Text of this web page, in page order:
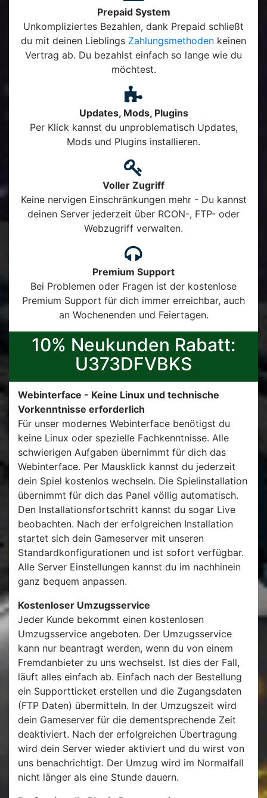
Prepaid System
Unkompliziertes Bezahlen, dank Prepaid schließt
du mit deinen Lieblings Zahlungsmethoden keinen
Vertrag ab. Du bezahlst einfach so lange wie du
möchtest.
Updates, Mods, Plugins
Per Klick kannst du unproblematisch Updates,
Mods und Plugins installieren.
Voller Zugriff
Keine nervigen Einschränkungen mehr - Du kannst
deinen Server jederzeit über RCON-, FTP- oder
Webzugriff verwalten.
Premium Support
Bei Problemen oder Fragen ist der kostenlose
Premium Support für dich immer erreichbar, auch
an Wochenenden und Feiertagen.
10% Neukunden Rabatt:
U373DFVBKS
Webinterface - Keine Linux und technische
Vorkenntnisse erforderlich
Für unser modernes Webinterface benötigst du
keine Linux oder spezielle Fachkenntnisse. Alle
schwierigen Aufgaben übernimmt für dich das
Webinterface. Per Mausklick kannst du jederzeit
dein Spiel kostenlos wechseln. Die Spielinstallation
übernimmt für dich das Panel völlig automatisch.
Den Installationsfortschritt kannst du sogar Live
beobachten. Nach der erfolgreichen Installation
startet sich dein Gameserver mit unseren
Standardkonfigurationen und ist sofort verfügbar.
Alle Server Einstellungen kannst du im nachhinein
ganz bequem anpassen.
Kostenloser Umzugsservice
Jeder Kunde bekommt einen kostenlosen
Umzugsservice angeboten. Der Umzugsservice
kann nur beantragt werden, wenn du von einem
Fremdanbieter zu uns wechselst. Ist dies der Fall,
läuft alles einfach ab. Einfach nach der Bestellung
ein Supportticket erstellen und die Zugangsdaten
(FTP Daten) übermitteln. In der Umzugszeit wird
dein Gameserver für die dementsprechende Zeit
deaktiviert. Nach der erfolgreichen Übertragung
wird dein Server wieder aktiviert und du wirst von
uns benachrichtigt. Der Umzug wird im Normalfall
nicht länger als eine Stunde dauern.